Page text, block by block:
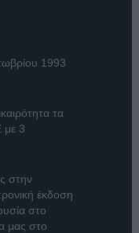
1993
τα
με 3
στην
έκδοση
στο
μας στο